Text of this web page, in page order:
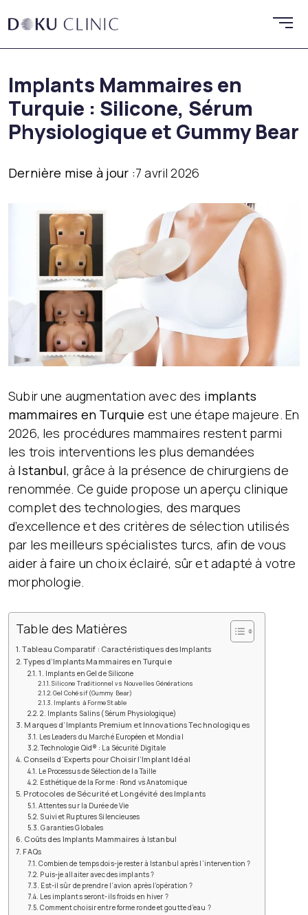
Implants Mammaires en
Turquie : Silicone, Sérum
Physiologique et Gummy Bear
Dernière mise à jour :7 avril 2026
Subir une augmentation avec des implants
mammaires en Turquie est une étape majeure. En
2026, les procédures mammaires restent parmi
les trois interventions les plus demandées
à Istanbul, grâce à la présence de chirurgiens de
renommée. Ce guide propose un aperçu clinique
complet des technologies, des marques
d’excellence et des critères de sélection utilisés
par les meilleurs spécialistes turcs, afin de vous
aider à faire un choix éclairé, sûr et adapté à votre
morphologie.
Table des Matières
Tableau Comparatif : Caractéristiques des Implants
Types d’Implants Mammaires en Turquie
1. Implants en Gel de Silicone
Silicone Traditionnel vs Nouvelles Générations
Gel Cohésif (Gummy Bear)
Implants à Forme Stable
2. Implants Salins (Sérum Physiologique)
Marques d’Implants Premium et Innovations Technologiques
Les Leaders du Marché Européen et Mondial
Technologie Qid® : La Sécurité Digitale
Conseils d’Experts pour Choisir l’Implant Idéal
Le Processus de Sélection de la Taille
Esthétique de la Forme : Rond vs Anatomique
Protocoles de Sécurité et Longévité des Implants
Attentes sur la Durée de Vie
Suivi et Ruptures Silencieuses
Garanties Globales
Coûts des Implants Mammaires à Istanbul
FAQs
Combien de temps dois-je rester à Istanbul après l’intervention ?
Puis-je allaiter avec des implants ?
Est-il sûr de prendre l’avion après l’opération ?
Les implants seront-ils froids en hiver ?
Comment choisir entre forme ronde et goutte d’eau ?